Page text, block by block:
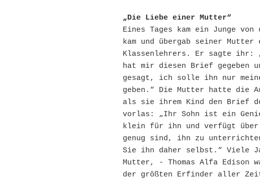
„Die Liebe einer Mutter“
Eines Tages kam ein Junge von
kam und übergab seiner
Klassenlehrers. Er sagte ihr:
hat mir diesen Brief gegeben
gesagt, ich solle ihn nur
geben.“ Die Mutter hatte die
als sie ihrem Kind den Brief
vorlas: „Ihr Sohn ist ein
klein für ihn und verfügt
genug sind, ihn zu
Sie ihn daher selbst.“ Viele
Mutter, - Thomas Alfa Edison
der größten Erfinder aller